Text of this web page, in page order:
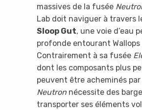
massives de la fusée
Lab doit naviguer à travers
Sloop Gut, une voie d’eau
profonde entourant Wallops
Contrairement à sa fusée
dont les composants plus
peuvent être acheminés
Neutronnécessite des
transporter ses éléments